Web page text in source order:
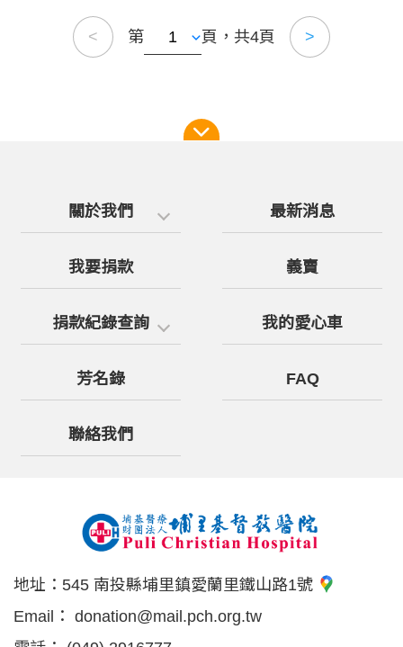
< 第 頁，共4頁 >
關於我們 最新消息
我要捐款 義賣
捐款紀錄查詢 我的愛心車
芳名錄 FAQ
聯絡我們
地址： 545 南投縣埔里鎮愛蘭里鐵山路1號
Email： donation@mail.pch.org.tw